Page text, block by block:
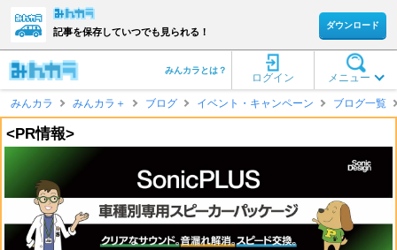
記事を保存していつでも見られる！
ダウンロード
メニュー
ログイン
みんカラとは？
みんカラ みんカラ＋ ブログ イベント・キャンペーン ブログ一覧
<PR情報>